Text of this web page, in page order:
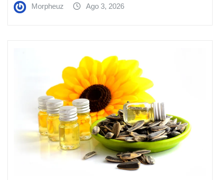
Morpheuz Ago 3, 2026